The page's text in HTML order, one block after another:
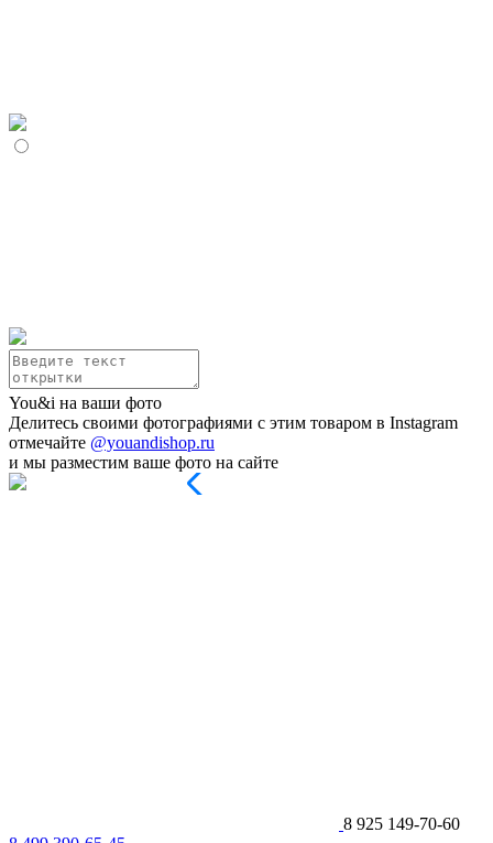
You&i на ваши фото
Делитесь своими фотографиями с этим товаром в Instagram
отмечайте @youandishop.ru
и мы разместим ваше фото на сайте
8 925 149-70-60